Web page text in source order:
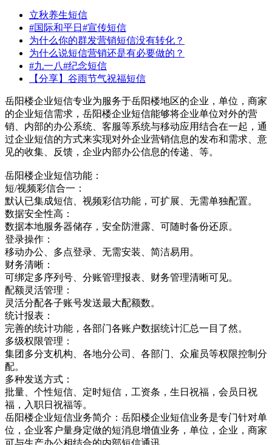
立秋养生短信
#国际和平日#宣传短信
为什么你的群发营销短信没有转化？
为什么说短信营销还是有必要做的？
#九一八#纪念短信
【分享】谷雨节气祝福短信
岳阳楼企业短信专业为服务于岳阳楼地区的企业，单位，商家
的企业短信需求，岳阳楼企业短信能够将企业单位对外的营
销、内部的办公系统、客服等系统与移动应用结合在一起，通
过企业短信的方式来实现对外企业营销信息的发布和需求、意
见的收集、反馈，企业内部办公信息的传递、等。
岳阳楼企业短信功能：
短/视频彩信合一：
默认已集成短信、视频彩信功能，可扩展、无需单独配置。
数据安全性高：
数据本地服务器储存，安全防泄露、可随时备份还原。
登录操作：
移动办公、多点登录、无需安装、简洁易用。
财务清晰：
可绑定多序列号、分账管理报表、财务管理清晰可见。
配额灵活管理：
灵活分配各子账号发送最大配额数。
统计报表：
完善的统计功能，各部门各账户数据统计汇总一目了然。
多级权限管理：
集团多分支机构、各地分公司、各部门、众雇员等权限控制分
配。
多种发送方式：
批量、个性短信、定时短信，工资条，生日祝福，会员日祝
福，入职日祝福等。
岳阳楼企业短信业务简介：岳阳楼企业短信业务是专门针对单
位，企业客户量身定做的短消息增值业务，单位，企业，商家
可与生产办公相结合的内部短信通讯，